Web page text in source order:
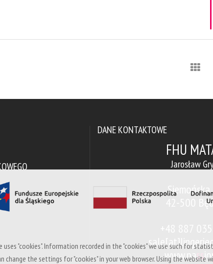
DANE KONTAKTOWE
FHU
Jarosław
42-500
www.pass
uses "cookies". Information recorded in the "cookies" we use such for
change the settings for "cookies" in your web browser. Using the